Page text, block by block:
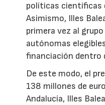
políticas científicas
Asimismo, Illes
primera vez al
autónomas
financiación dentro
De este modo, el
138 millones de
Andalucía, Illes